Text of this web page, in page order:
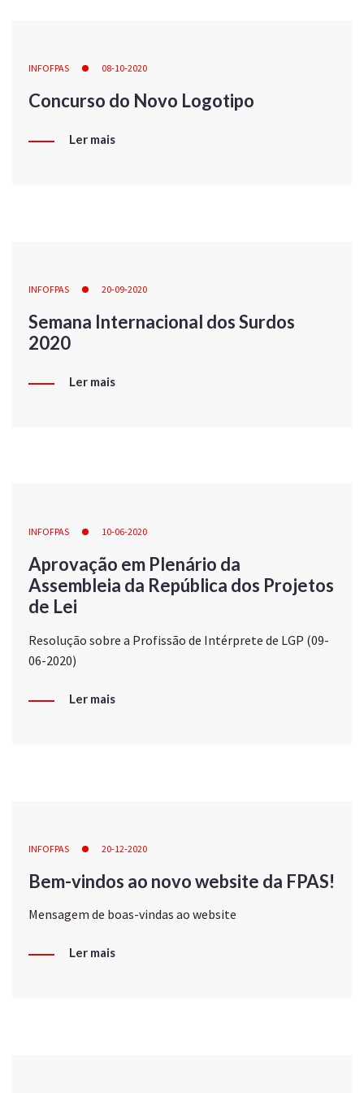
INFOFPAS 08-10-2020
Concurso do Novo Logotipo
Ler mais
INFOFPAS 20-09-2020
Semana Internacional dos Surdos
2020
Ler mais
INFOFPAS 10-06-2020
Aprovação em Plenário da
Assembleia da República dos Projetos
de Lei
Resolução sobre a Profissão de Intérprete de LGP (09-
06-2020)
Ler mais
INFOFPAS 20-12-2020
Bem-vindos ao novo website da FPAS!
Mensagem de boas-vindas ao website
Ler mais